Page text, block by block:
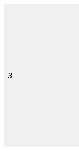
3